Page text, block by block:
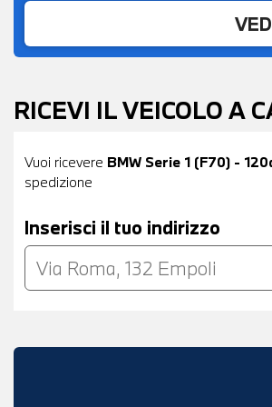
RICEVI IL VEICOLO A
Vuoi ricevere BMW Serie 1 (F70) -
spedizione
Inserisci il tuo indirizzo